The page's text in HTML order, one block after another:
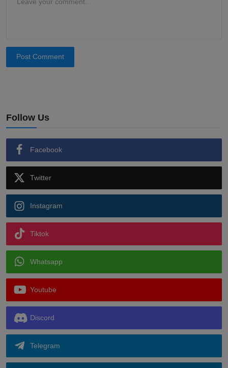
Post Comment
Follow Us
Facebook
Twitter
Instagram
Tiktok
Whatsapp
Youtube
Discord
Telegram